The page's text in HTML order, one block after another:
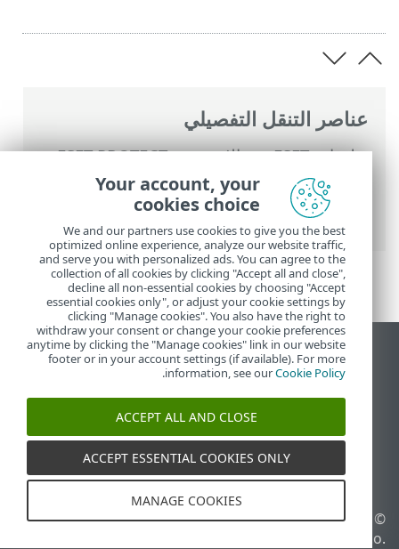
عناصر التنقل التفصيلي
تعليمات ESET عبر الإنترنت >
ESET PROTECT
On-Prem
استخدام ‎ESET PROTECT On-
Prem
>
القائمة الرئيسية ESET PROTECT On-
Prem
>أجهزة الكمبيوتر > المجموعات
عرض موقع سطح المكتب
End of Life
قاعدة معارف ESET
ESET Status Portal
الدعم الإقليمي
© 1992 - 2026 ESET, spol. s
r.o.‎ - جميع الحقوق محفوظة.
إدارة ملفات تعريف الارتباط
Your account, your
cookies choice
We and our partners use cookies to give you the best
optimized online experience, analyze our website traffic,
and serve you with personalized ads. You can agree to the
collection of all cookies by clicking "Accept all and close",
decline all non-essential cookies by choosing "Accept
essential cookies only", or adjust your cookie settings by
clicking "Manage cookies". You also have the right to
withdraw your consent or change your cookie preferences
anytime by clicking the "Manage cookies" link in our website
footer or in your account settings (if available). For more
information, see ourCookie Policy
.
ACCEPT ALL AND CLOSE
ACCEPT ESSENTIAL COOKIES ONLY
MANAGE COOKIES